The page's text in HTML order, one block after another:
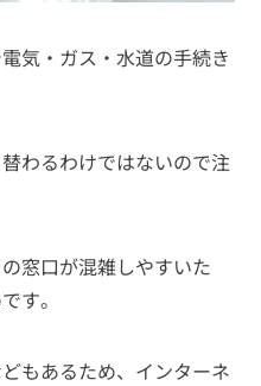
気・ガス・水道の手続き
わるわけではないので注
窓口が混雑しやすいた
す。
もあるため、インターネ